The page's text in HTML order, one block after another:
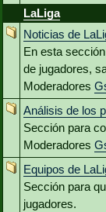
LaLiga
Noticias de
En esta
de jugadores,
Moderadores
Análisis de los
Sección para
Moderadores
Equipos de
Sección para
jugadores.